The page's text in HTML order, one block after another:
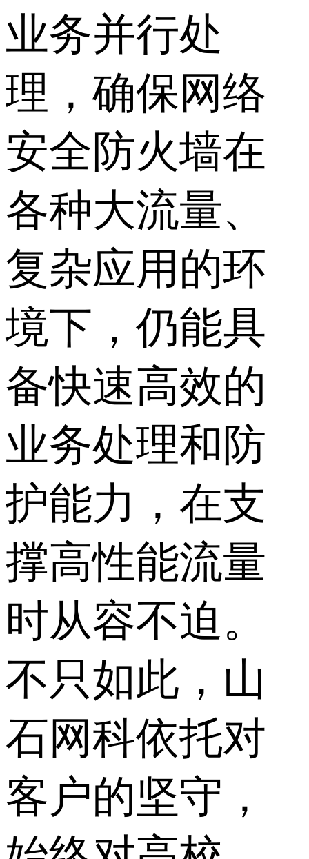
业务并行处
理，确保网络
安全防火墙在
各种大流量、
复杂应用的环
境下，仍能具
备快速高效的
业务处理和防
护能力，在支
撑高性能流量
时从容不迫。
不只如此，山
石网科依托对
客户的坚守，